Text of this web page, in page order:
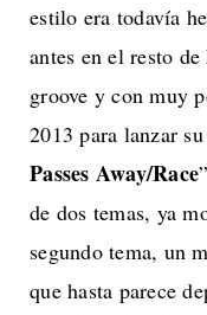
estilo era todavía
antes en el resto
groove y con muy
2013 para lanzar
Passes Away/Race
de dos temas, ya
segundo tema, un
que hasta parece